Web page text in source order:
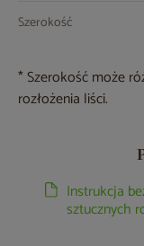
Szerokość
* Szerokość może
rozłożenia liści.
Instrukcja
sztucznych